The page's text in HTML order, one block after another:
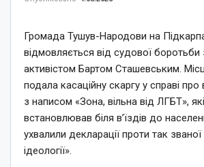
Громада Тушув-Народови на
відмовляється від судової
активістом Бартом Сташевським.
подала касаційну скаргу у справі про
з написом «Зона, вільна від ЛГБТ»,
встановлював біля в’їздів до
ухвалили декларації проти так
ідеології».